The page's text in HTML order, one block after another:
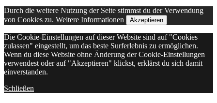
Durch die weitere Nutzung der Seite stimmst du der Verwendung
von Cookies zu. Weitere Informationen Akzeptieren
Die Cookie-Einstellungen auf dieser Website sind auf "Cookies
zulassen" eingestellt, um das beste Surferlebnis zu ermöglichen.
Wenn du diese Website ohne Änderung der Cookie-Einstellungen
verwendest oder auf "Akzeptieren" klickst, erklärst du sich damit
einverstanden.
Schließen